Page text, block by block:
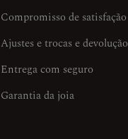
Compromisso de satisfação
Ajustes e trocas e devolução
Entrega com seguro
Garantia da joia